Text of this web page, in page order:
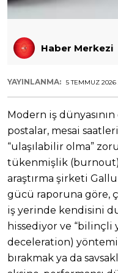
Haber Merkezi
YAYINLANMA: 5 TEMMUZ 2026
Modern iş
postalar, mesai
“ulaşılabilir olma”
tükenmişlik
araştırma şirketi
gücü raporuna göre,
iş yerinde kendisini
hissediyor ve “bilinçli
deceleration)
bırakmak ya da